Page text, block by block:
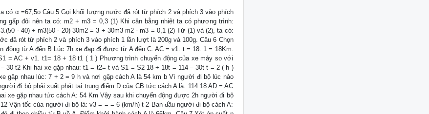
có α =67,5o Câu 5 Gọi khối lượng nước đã rót từ phích 2 và phích 3 vào phích
gấp đôi nên ta có: m2 + m3 = 0,3 (1) Khi cân bằng nhiệt ta có phương trình:
- 40) + m3(50 - 20) 30m2 = 3 + 30m3 m2 - m3 = 0,1 (2) Từ (1) và (2), ta có:
đã rót từ phích 2 và phích 3 vào phích 1 lần lượt là 200g và 100g. Câu 6 Chọn
động từ A đến B Lúc 7h xe đạp đi được từ A đến C: AC = v1. t = 18. 1 = 18Km.
= AC + v1. t1= 18 + 18 t1 ( 1 ) Phương trình chuyển động của xe máy so với
30 t2 Khi hai xe gặp nhau: t1 = t2= t và S1 = S2 18 + 18t = 114 – 30t t = 2 ( h )
gặp nhau lúc: 7 + 2 = 9 h và nơi gặp cách A là 54 km b Vì người đi bộ lúc nào
đi bộ phải xuất phát tại trung điểm D của CB tức cách A là: 114 18 AD = AC
xe gặp nhau tức cách A: 54 Km Vậy sau khi chuyển động được 2h người đi bộ
Vận tốc của người đi bộ là: v3 = = = 6 (km/h) t 2 Ban đầu người đi bộ cách A: